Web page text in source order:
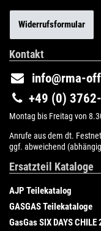
Widerrufsformular
Kontakt
info@rma-
+49 (0)
Montag bis Freitag von
Anrufe aus dem dt.
ggf. abweichend
Ersatzteil Kataloge
AJP Teilekatalog
GASGAS Teilekataloge
GasGas SIX DAYS